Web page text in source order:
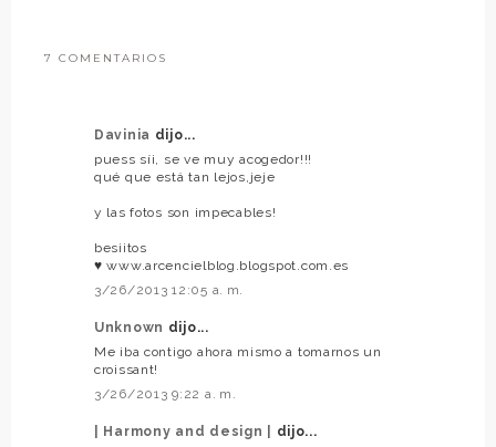
7 COMENTARIOS
Davinia dijo...
puess síi, se ve muy acogedor!!!
qué que está tan lejos,jeje
y las fotos son impecables!
besiitos
♥ www.arcencielblog.blogspot.com.es
3/26/2013 12:05 a. m.
Unknown dijo...
Me iba contigo ahora mismo a tomarnos un
croissant!
3/26/2013 9:22 a. m.
| Harmony and design |
dijo...